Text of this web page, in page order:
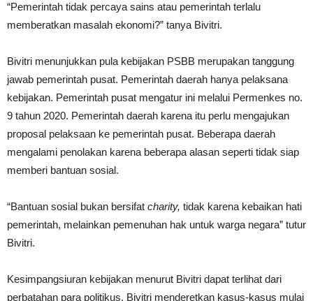
“Pemerintah tidak percaya sains atau pemerintah terlalu
memberatkan masalah ekonomi?” tanya Bivitri.
Bivitri menunjukkan pula kebijakan PSBB merupakan tanggung
jawab pemerintah pusat. Pemerintah daerah hanya pelaksana
kebijakan. Pemerintah pusat mengatur ini melalui Permenkes no.
9 tahun 2020. Pemerintah daerah karena itu perlu mengajukan
proposal pelaksaan ke pemerintah pusat. Beberapa daerah
mengalami penolakan karena beberapa alasan seperti tidak siap
memberi bantuan sosial.
“Bantuan sosial bukan bersifat charity, tidak karena kebaikan hati
pemerintah, melainkan pemenuhan hak untuk warga negara” tutur
Bivitri.
Kesimpangsiuran kebijakan menurut Bivitri dapat terlihat dari
perbatahan para politikus. Bivitri menderetkan kasus-kasus mulai